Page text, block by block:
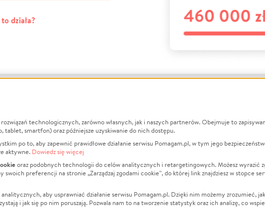
działa?
Informacje
Jak to działa?
Regulamin
Polityka Prywatności
Kontakt
O nas
Opinie
Raporty
Za darmo
Dla NGO
Zbieraj na
Leczenie
Zwierzęta
Pożar
Sport
technologicznych, zarówno własnych, jak i naszych partnerów. Obejmuje to
tablet, smartfon) oraz późniejsze uzyskiwanie do nich dostępu.
po to, aby zapewnić prawidłowe działanie serwisu Pomagam.pl, w tym jego
aktywne. Dowiedz się więcej
oraz podobnych technologii do celów analitycznych i retargetingowych. Możesz wyrazić
swoich preferencji na stronie „Zarządzaj zgodami cookie”, do której link znajdziesz w stopce
aby usprawniać działanie serwisu Pomagam.pl. Dzięki nim możemy zrozumieć,
i jak się po nim poruszają. Pozwala nam to na tworzenie statystyk oraz ich analizę, co